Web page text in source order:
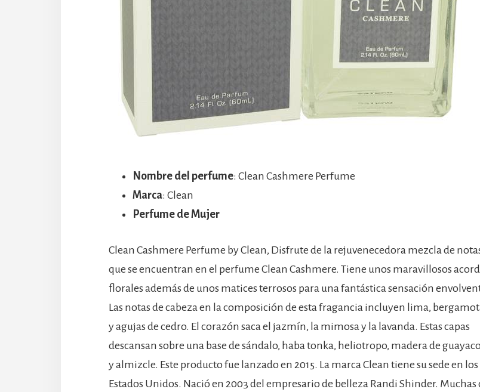
Nombre del perfume: Clean Cashmere Perfume
Marca: Clean
Perfume de Mujer
Clean Cashmere Perfume by Clean, Disfrute de la rejuvenecedora mezcla de
que se encuentran en el perfume Clean Cashmere. Tiene unos maravillosos
florales además de unos matices terrosos para una fantástica sensación
Las notas de cabeza en la composición de esta fragancia incluyen lima,
y agujas de cedro. El corazón saca el jazmín, la mimosa y la lavanda. Estas capas
descansan sobre una base de sándalo, haba tonka, heliotropo, madera de
y almizcle. Este producto fue lanzado en 2015. La marca Clean tiene su sede en los
Estados Unidos. Nació en 2003 del empresario de belleza Randi Shinder. Muchas